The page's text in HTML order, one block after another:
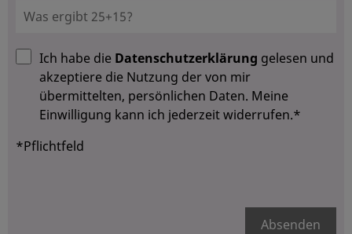
Ich habe die Datenschutzerklärung gelesen und
akzeptiere die Nutzung der von mir
übermittelten, persönlichen Daten. Meine
Einwilligung kann ich jederzeit widerrufen.*
*Pflichtfeld
Absenden